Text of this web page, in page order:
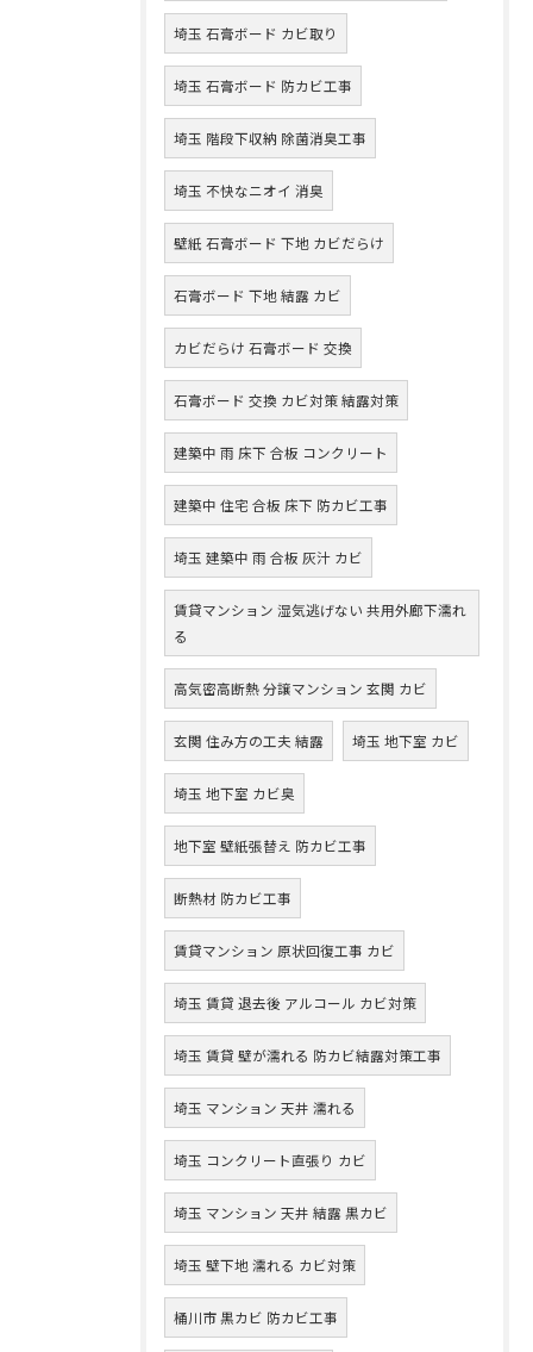
埼玉 石膏ボード カビ取り
埼玉 石膏ボード 防カビ工事
埼玉 階段下収納 除菌消臭工事
埼玉 不快なニオイ 消臭
壁紙 石膏ボード 下地 カビだらけ
石膏ボード 下地 結露 カビ
カビだらけ 石膏ボード 交換
石膏ボード 交換 カビ対策 結露対策
建築中 雨 床下 合板 コンクリート
建築中 住宅 合板 床下 防カビ工事
埼玉 建築中 雨 合板 灰汁 カビ
賃貸マンション 湿気逃げない 共用外廊下濡れ
る
高気密高断熱 分譲マンション 玄関 カビ
玄関 住み方の工夫 結露 埼玉 地下室 カビ
埼玉 地下室 カビ臭
地下室 壁紙張替え 防カビ工事
断熱材 防カビ工事
賃貸マンション 原状回復工事 カビ
埼玉 賃貸 退去後 アルコール カビ対策
埼玉 賃貸 壁が濡れる 防カビ結露対策工事
埼玉 マンション 天井 濡れる
埼玉 コンクリート直張り カビ
埼玉 マンション 天井 結露 黒カビ
埼玉 壁下地 濡れる カビ対策
桶川市 黒カビ 防カビ工事